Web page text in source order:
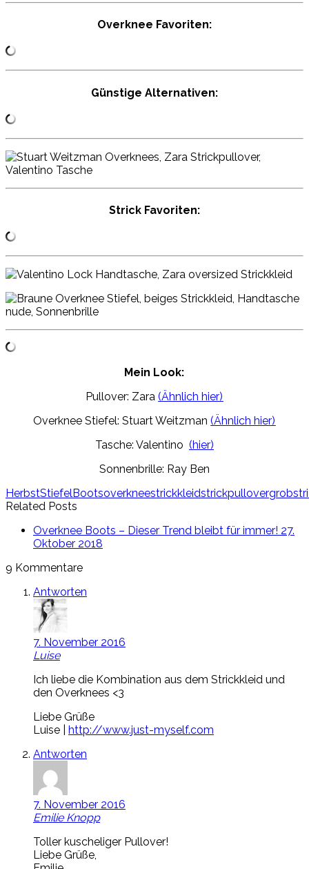
Overknee Favoriten:
Günstige Alternativen:
Strick Favoriten:
Mein Look:
Pullover: Zara(Ähnlich hier)
Overknee Stiefel: Stuart Weitzman(Ähnlich hier)
Tasche: Valentino (hier)
Sonnenbrille: Ray Ben
HerbstStiefelBootsoverkneestrickkleidstrickpullover
Related Posts
Overknee Boots – Dieser Trend bleibt für immer! 27.
Oktober 2018
9 Kommentare
Antworten
7. November 2016
Luise
Ich liebe die Kombination aus dem Strickkleid und
den Overknees <3
Liebe Grüße
Luise |
http://www.just-myself.com
Antworten
7. November 2016
Emilie Knopp
Toller kuscheliger Pullover!
Liebe Grüße,